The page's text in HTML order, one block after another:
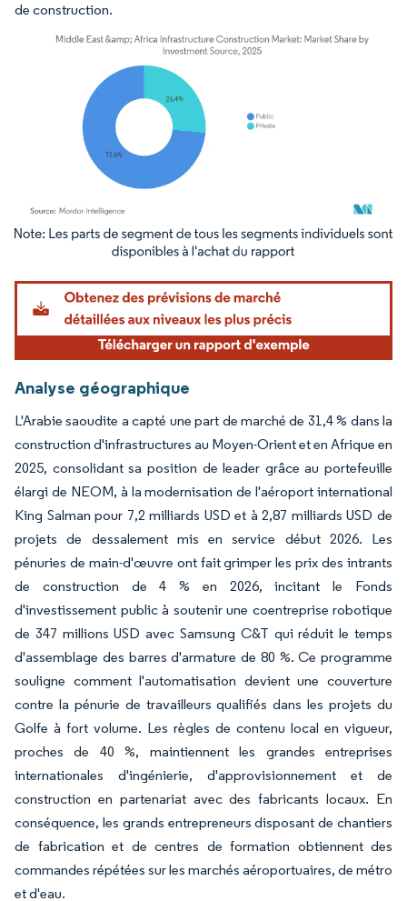
de construction.
Image © Mordor Intelligence. La réutilisation nécessite une attribution sous CC BY
Analyse géographique
L'Arabie saoudite a capté une part de marché de 31,4 % dans la
construction d'infrastructures au Moyen-Orient et en Afrique en
2025, consolidant sa position de leader grâce au portefeuille
élargi de NEOM, à la modernisation de l'aéroport international
King Salman pour 7,2 milliards USD et à 2,87 milliards USD de
projets de dessalement mis en service début 2026. Les
pénuries de main-d'œuvre ont fait grimper les prix des intrants
de construction de 4 % en 2026, incitant le Fonds
d'investissement public à soutenir une coentreprise robotique
de 347 millions USD avec Samsung C&T qui réduit le temps
d'assemblage des barres d'armature de 80 %. Ce programme
souligne comment l'automatisation devient une couverture
contre la pénurie de travailleurs qualifiés dans les projets du
Golfe à fort volume. Les règles de contenu local en vigueur,
proches de 40 %, maintiennent les grandes entreprises
internationales d'ingénierie, d'approvisionnement et de
construction en partenariat avec des fabricants locaux. En
conséquence, les grands entrepreneurs disposant de chantiers
de fabrication et de centres de formation obtiennent des
commandes répétées sur les marchés aéroportuaires, de métro
et d'eau.